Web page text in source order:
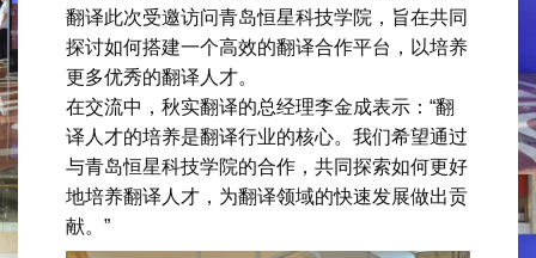
翻译此次受邀访问青岛恒星科技学院，旨在共同
探讨如何搭建一个高效的翻译合作平台，以培养
更多优秀的翻译人才。
在交流中，秋实翻译的总经理李金成表示：“翻
译人才的培养是翻译行业的核心。我们希望通过
与青岛恒星科技学院的合作，共同探索如何更好
地培养翻译人才，为翻译领域的快速发展做出贡
献。”